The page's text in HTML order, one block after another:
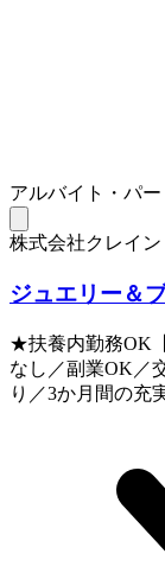
アルバイト・パー
株式会社クレイン
ジュエリー＆
★扶養内勤務OK
なし／副業OK／
り／3か月間の充